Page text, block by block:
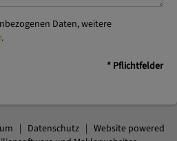
Daten, weitere
.
* Pflichtfelder
| Datenschutz| Website powered